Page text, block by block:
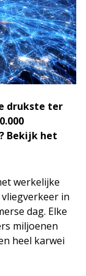
drukste ter
Bekijk het
werkelijke
in
dag. Elke
miljoenen
heel karwei